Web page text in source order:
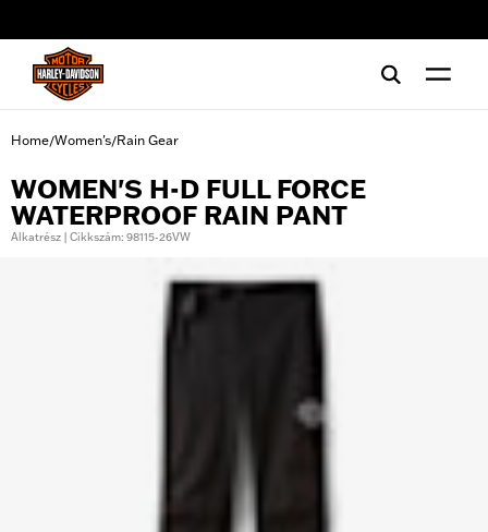
Home/Women's/Rain Gear
WOMEN'S H-D FULL FORCE
WATERPROOF RAIN PANT
Alkatrész | Cikkszám: 98115-26VW